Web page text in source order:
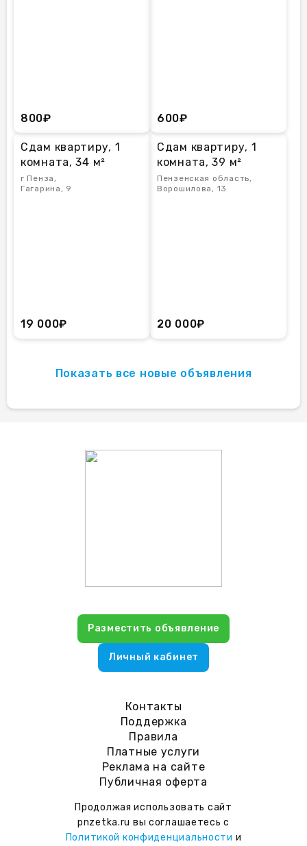
800₽ 600₽
Сдам квартиру, 1
комната, 34 м²
г Пенза,
Гагарина, 9
19 000₽
Сдам квартиру, 1
комната, 39 м²
Пензенская область,
Ворошилова, 13
20 000₽
Показать все новые объявления
Контакты
Поддержка
Правила
Платные услуги
Реклама на сайте
Публичная оферта
Продолжая использовать сайт
pnzetka.ru вы соглашаетесь с
Политикой конфиденциальности и
Разместить объявление
Личный кабинет